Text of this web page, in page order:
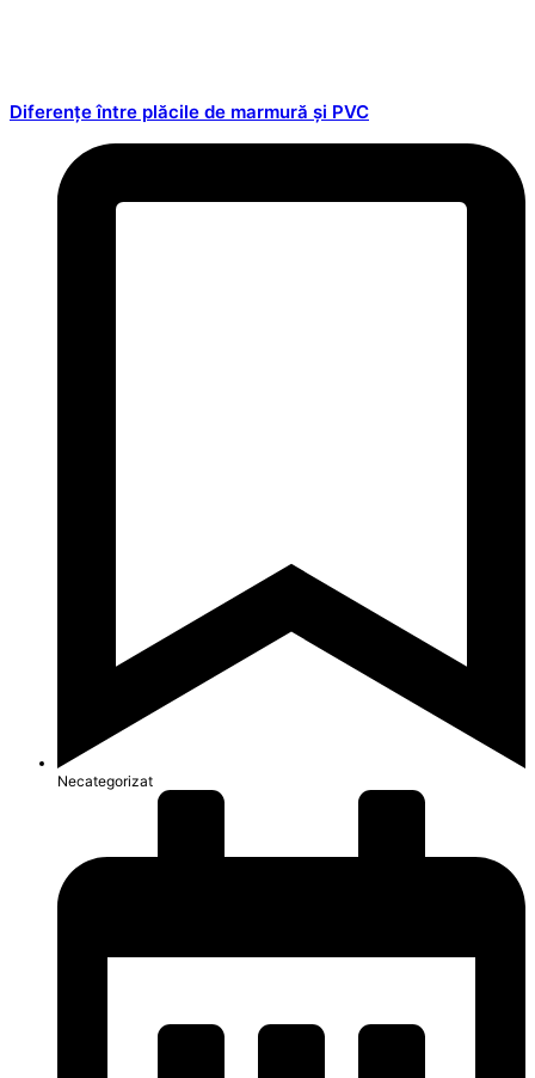
Diferențe între plăcile de marmură și PVC
Necategorizat